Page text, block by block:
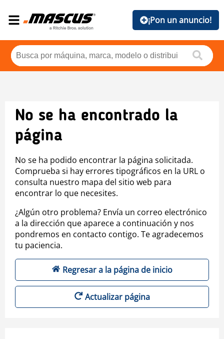
¡Pon un anuncio!
No se ha encontrado la
página
No se ha podido encontrar la página solicitada.
Comprueba si hay errores tipográficos en la URL o
consulta nuestro mapa del sitio web para
encontrar lo que necesites.
¿Algún otro problema? Envía un correo electrónico
a la dirección que aparece a continuación y nos
pondremos en contacto contigo. Te agradecemos
tu paciencia.
Regresar a la página de inicio
Actualizar página